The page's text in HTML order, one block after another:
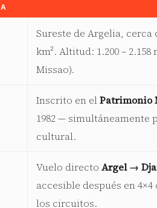
Sureste de Argelia, cerca
km². Altitud: 1.200 –
Missao).
Inscrito en elPatrimonio
1982 —
cultural.
Vuelo directo Argel →
accesible después en
los circuitos.